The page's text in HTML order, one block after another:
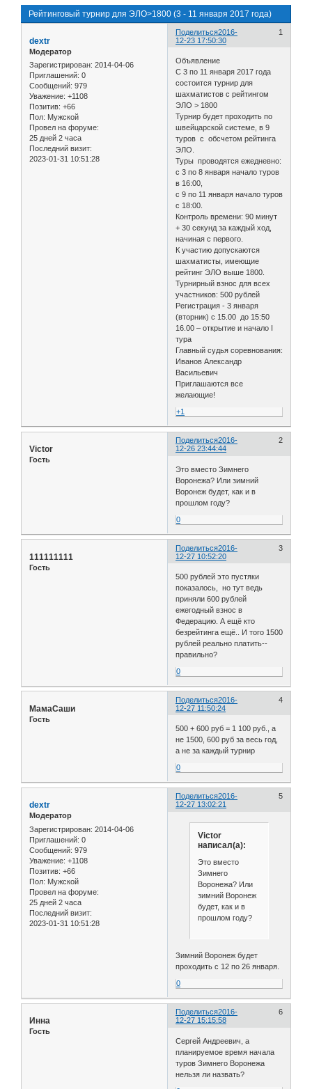
Рейтинговый турнир для ЭЛО>1800 (3 - 11 января 2017 года)
Поделиться 1
2016-
12-23 17:50:30
dextr
Модератор
Зарегистрирован: 2014-04-06
Приглашений: 0
Сообщений: 979
Уважение: +1108
Позитив: +66
Пол: Мужской
Провел на форуме:
25 дней 2 часа
Последний визит:
2023-01-31 10:51:28
Объявление
C 3 по 11 января 2017 года
состоится турнир для
шахматистов с рейтингом
ЭЛО > 1800
Турнир будет проходить по
швейцарской системе, в 9
туров с обсчетом рейтинга
ЭЛО.
Туры проводятся ежедневно:
с 3 по 8 января начало туров
в 16:00,
с 9 по 11 января начало туров
с 18:00.
Контроль времени: 90 минут
+ 30 секунд за каждый ход,
начиная с первого.
К участию допускаются
шахматисты, имеющие
рейтинг ЭЛО выше 1800.
Турнирный взнос для всех
участников: 500 рублей
Регистрация - 3 января
(вторник) с 15.00 до 15:50
16.00 – открытие и начало I
тура
Главный судья соревнования:
Иванов Александр
Васильевич
Приглашаются все
желающие!
+1
Поделиться 2
2016-
12-26 23:44:44
Victor
Гость
Это вместо Зимнего
Воронежа? Или зимний
Воронеж будет, как и в
прошлом году?
0
Поделиться 3
2016-
12-27 10:52:20
111111111
Гость
500 рублей это пустяки
показалось, но тут ведь
приняли 600 рублей
ежегодный взнос в
Федерацию. А ещё кто
безрейтинга ещё.. И того 1500
рублей реально платить--
правильно?
0
Поделиться 4
2016-
12-27 11:50:24
МамаСаши
Гость
500 + 600 руб = 1 100 руб., а
не 1500, 600 руб за весь год,
а не за каждый турнир
0
Поделиться 5
2016-
12-27 13:02:21
dextr
Модератор
Зарегистрирован: 2014-04-06
Приглашений: 0
Сообщений: 979
Уважение: +1108
Позитив: +66
Пол: Мужской
Провел на форуме:
25 дней 2 часа
Последний визит:
2023-01-31 10:51:28
Victor
написал(а):
Это вместо
Зимнего
Воронежа? Или
зимний Воронеж
будет, как и в
прошлом году?
Зимний Воронеж будет
проходить с 12 по 26 января.
0
Поделиться 6
2016-
12-27 15:15:58
Инна
Гость
Сергей Андреевич, а
планируемое время начала
туров Зимнего Воронежа
нельзя ли назвать?